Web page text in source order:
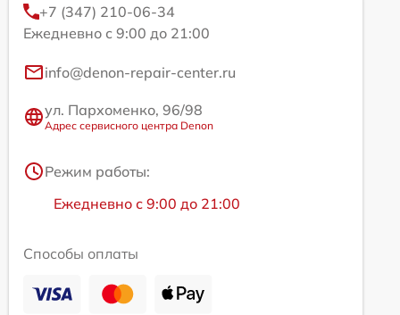
+7 (347) 210-06-34
Ежедневно с 9:00 до 21:00
info@denon-repair-center.ru
ул. Пархоменко, 96/98
Адрес сервисного центра Denon
Режим работы:
Ежедневно с 9:00 до 21:00
Способы оплаты